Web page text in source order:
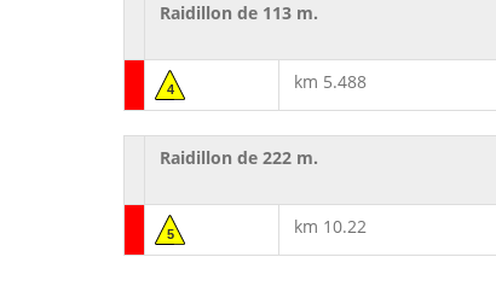
Raidillon de 113 m.
4 km 5.488
Raidillon de 222 m.
5 km 10.22